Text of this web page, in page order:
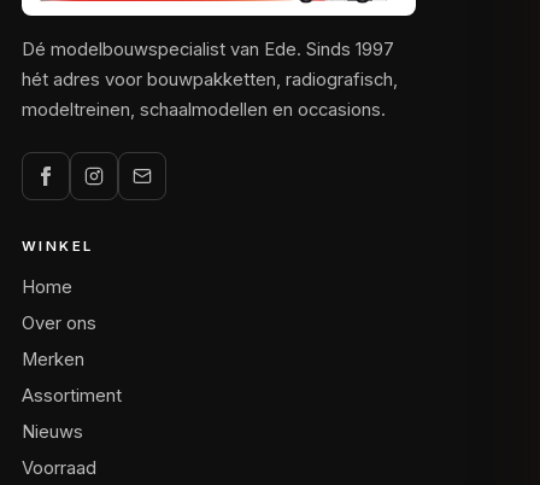
Dé modelbouwspecialist van Ede. Sinds 1997
hét adres voor bouwpakketten, radiografisch,
modeltreinen, schaalmodellen en occasions.
WINKEL
Home
Over ons
Merken
Assortiment
Nieuws
Voorraad